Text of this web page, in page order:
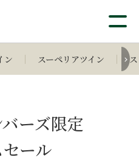
ン スーペリアツイン
ーズ限定
ール